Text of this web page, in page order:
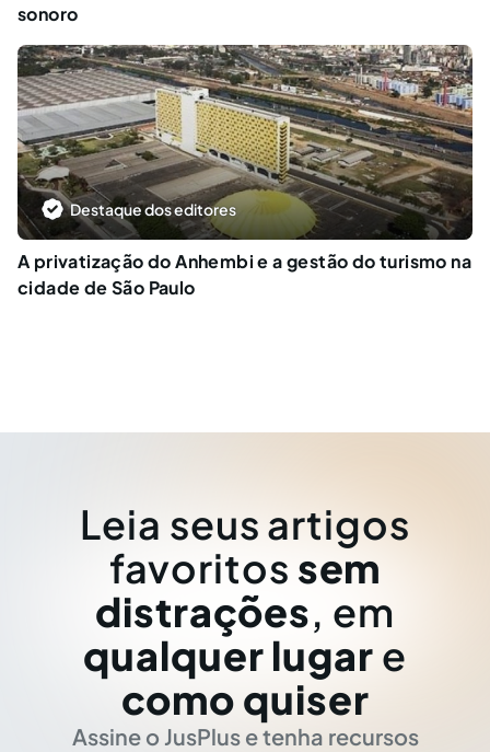
sonoro
Destaque dos editores
A privatização do Anhembi e a gestão do turismo na
cidade de São Paulo
Leia seus artigos
favoritos sem
distrações, em
qualquer lugar e
como quiser
Assine o JusPlus e tenha recursos